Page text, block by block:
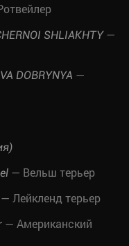
SHLIAKHTY—
DOBRYNYA —
— Вельш терьер
— Лейкленд терьер
— Американский